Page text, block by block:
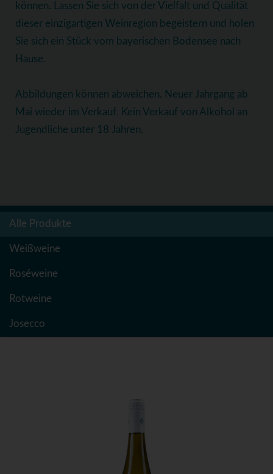
können. Lassen Sie sich von der Vielfalt und Qualität
dieser einzigartigen Weinregion begeistern und holen
Sie sich ein Stück vom bayerischen Bodensee nach
Hause.
Abbildungen können abweichen. Neuer Jahrgang ab
Mai wieder im Verkauf. Kein Verkauf von Alkohol an
Jugendliche unter 18 Jahren.
Alle Produkte
Weißweine
Roséweine
Rotweine
Josecco